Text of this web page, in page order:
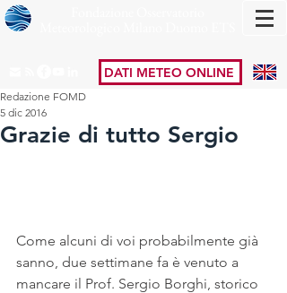
DATI METEO ONLINE
Grazie di tutto Sergio
Redazione FOMD
5 dic 2016
Come alcuni di voi probabilmente già
sanno, due settimane fa è venuto a
mancare il Prof. Sergio Borghi, storico